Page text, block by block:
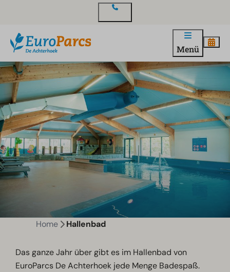
Menü
Home Hallenbad
Das ganze Jahr über gibt es im Hallenbad von
EuroParcs De Achterhoek jede Menge Badespaß.